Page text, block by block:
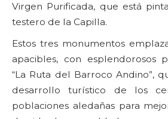
Virgen Purificada, que está
testero de la Capilla.
Estos tres monumentos
apacibles, con esplendorosos
“La Ruta del Barroco Andino”,
desarrollo turístico de los
poblaciones aledañas para